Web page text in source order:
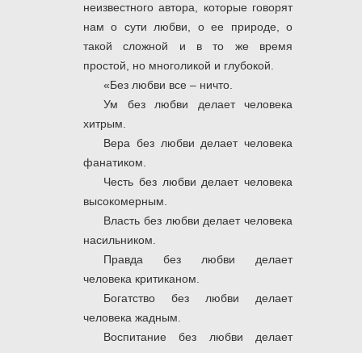
неизвестного автора, которые говорят
нам о сути любви, о ее природе, о
такой сложной и в то же время
простой, но многоликой и глубокой.
«Без любви все – ничто.
Ум без любви делает человека
хитрым.
Вера без любви делает человека
фанатиком.
Честь без любви делает человека
высокомерным.
Власть без любви делает человека
насильником.
Правда без любви делает
человека критиканом.
Богатство без любви делает
человека жадным.
Воспитание без любви делает